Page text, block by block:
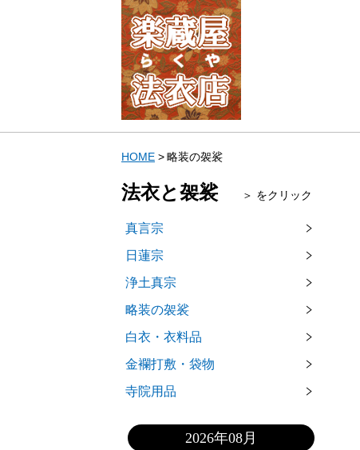
HOME 略装の袈裟
法衣と袈裟 ＞ をクリック
真言宗
日蓮宗
浄土真宗
略装の袈裟
白衣・衣料品
金襴打敷・袋物
寺院用品
2026年08月